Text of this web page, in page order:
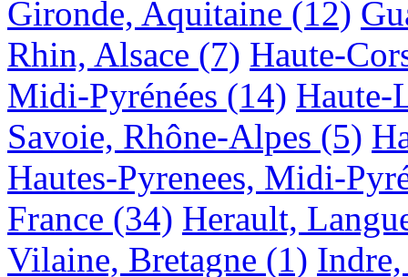
Gironde, Aquitaine (12)
Rhin, Alsace (7) Haute-
Midi-Pyrénées (14) Haute-
Savoie, Rhône-Alpes (5)
Hautes-Pyrenees, Midi-
France (34) Herault,
Vilaine, Bretagne (1)